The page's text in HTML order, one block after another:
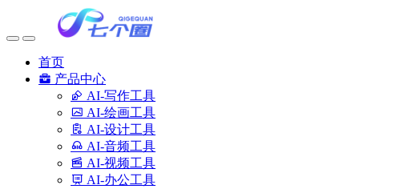
首页
产品中心
AI-写作工具
AI-绘画工具
AI-设计工具
AI-音频工具
AI-视频工具
AI-办公工具